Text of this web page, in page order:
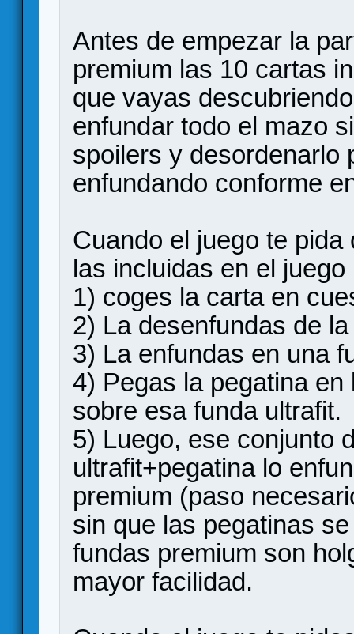
Antes de empezar la
premium las 10 cartas
que vayas
enfundar todo el mazo
spoilers y desordenarlo
enfundando conforme
Cuando el juego te
las incluidas en el
1) coges la carta en
2) La desenfundas de
3) La enfundas en una
4) Pegas la pegatina
sobre esa funda ultrafit.
5) Luego, ese conjunto
ultrafit+pegatina lo
premium (paso
sin que las pegatinas
fundas premium son
mayor facilidad.